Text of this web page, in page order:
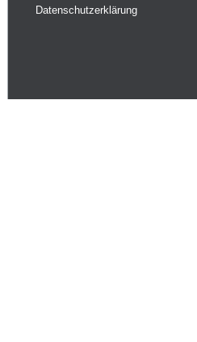
Datenschutzerklärung